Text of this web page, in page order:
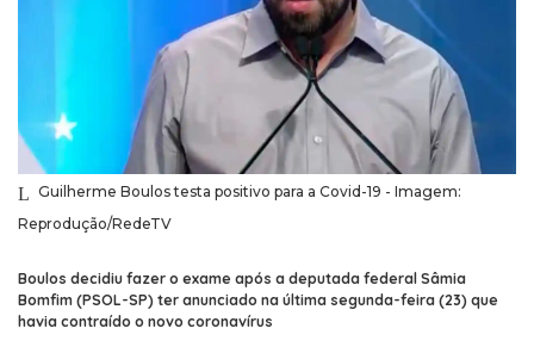
Guilherme Boulos testa positivo para a Covid-19 - Imagem:
Reprodução/RedeTV
Boulos decidiu fazer o exame após a deputada federal Sâmia
Bomfim (PSOL-SP) ter anunciado na última segunda-feira (23) que
havia contraído o novo coronavírus